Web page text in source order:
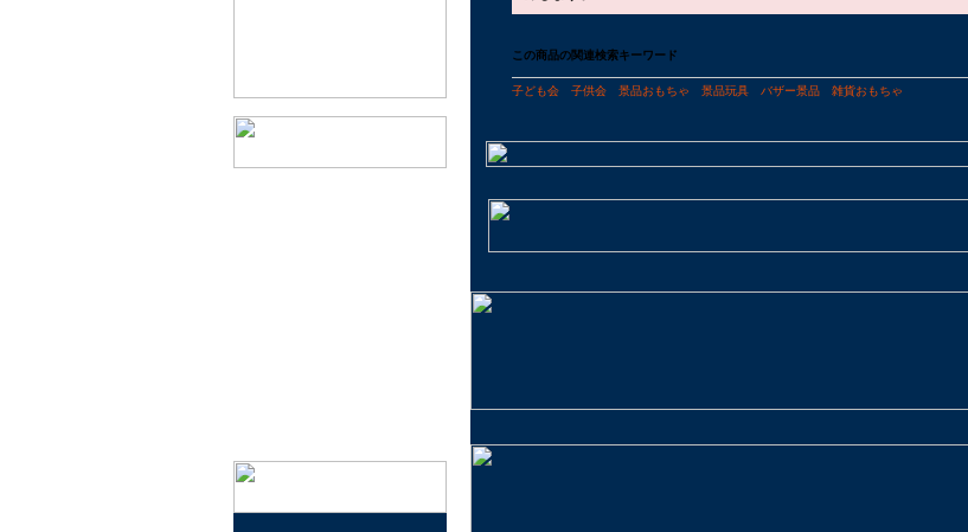
この商品の関連検索キーワード
子ども会 子供会 景品おもちゃ 景品玩具 バザー景品 雑貨おもちゃ